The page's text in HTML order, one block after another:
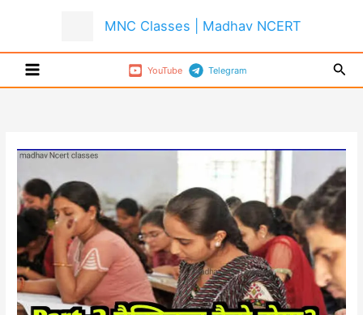
MNC Classes | Madhav NCERT
YouTube Telegram